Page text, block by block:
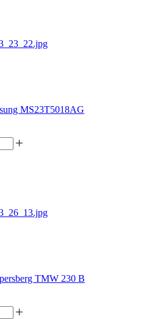
MS23T5018AG
TMW 230 B